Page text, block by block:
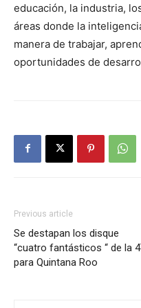
educación, la industria,
áreas donde la
manera de trabajar,
oportunidades de
Previous article
Se destapan los disque
“cuatro fantásticos “ de la
para Quintana Roo